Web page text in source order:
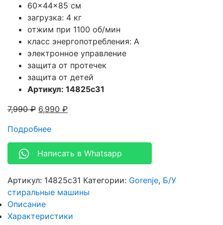
60x44x85 см
загрузка: 4 кг
отжим при 1100 об/мин
класс энергопотребления: A
электронное управление
защита от протечек
защита от детей
Артикул: 14825c31
7,990₽ 6,990 ₽
Подробнее
Написать в Whatsapp
Артикул: 14825c31 Категории: Gorenje, Б/У
стиральные машины
Описание
Характеристики